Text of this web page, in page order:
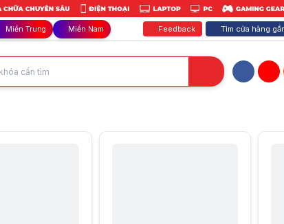
Miền Trung Miền Nam Feedback Tìm cửa hàng